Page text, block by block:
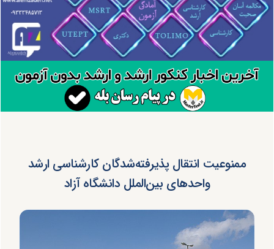
ممنوعیت انتقال پذیرفته‌شدگان کارشناسی ارشد
واحدهای بین‌الملل دانشگاه آزاد